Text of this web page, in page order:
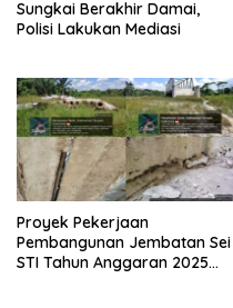
Sungkai Berakhir Damai,
Polisi Lakukan Mediasi
Proyek Pekerjaan
Pembangunan Jembatan Sei
STI Tahun Anggaran 2025